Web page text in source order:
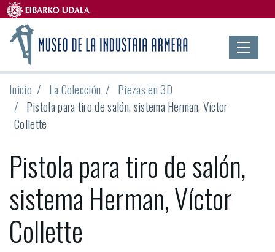
Inicio La Colección
Piezas en 3D
Pistola para tiro de salón, sistema Herman, Víctor
Collette
Pistola para tiro de salón,
sistema Herman, Víctor
Collette